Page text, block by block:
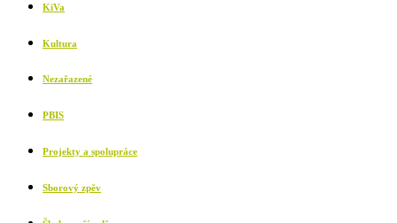
KiVa
Kultura
Nezařazené
PBIS
Projekty a spolupráce
Sborový zpěv